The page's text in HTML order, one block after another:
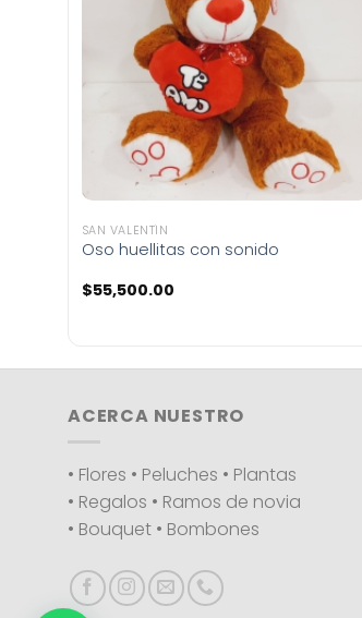
SAN VALENTÍN
Oso huellitas con sonido
$55,500.00
ACERCA NUESTRO
• Flores • Peluches • Plantas
• Regalos • Ramos de novia
• Bouquet • Bombones
1